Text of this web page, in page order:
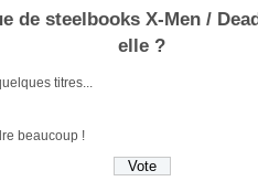
de steelbooks X-Men /
elle ?
titres...
beaucoup !